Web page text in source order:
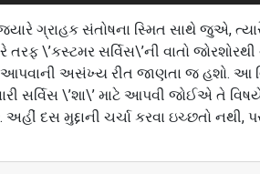
ગ્રાહક સંતોષના સ્મિત સાથે જુએ,
\’કસ્ટમર સર્વિસ\’ની વાતો
આપવાની અસંખ્ય રીત જાણતા જ હશો. આ
સર્વિસ \’શા\’ માટે આપવી જોઈએ તે
અહીં દસ મુદ્દાની ચર્ચા કરવા ઇચ્છતો